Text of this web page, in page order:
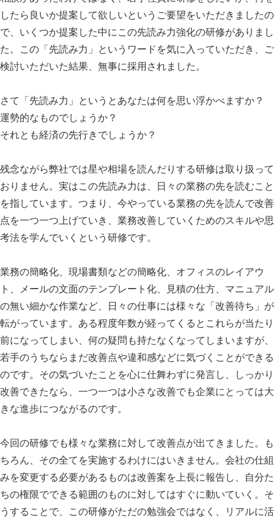
したら良いか提案して欲しいというご要望をいただきましたの
で、いくつか提案した中にこの先読み力強化の研修がありまし
た。この「先読み力」というワードを気に入っていただき、ご
検討いただいた結果、無事に採用されました。
さて「先読み力」というとあなたは何を思い浮かべますか？
運勢的なものでしょうか？
それとも経済の先行きでしょうか？
残念ながら弊社では星や相場を読んだりする研修は取り扱って
おりません。実はこの先読み力は、日々の業務の先を読むこと
を指しています。つまり、今やっている業務の先を読んで改善
点を一つ一つ上げていき、業務改善していくためのスキルや思
考法を学んでいくという研修です。
業務の簡略化、現場書類などの簡略化、オフィスのレイアウ
ト、メールの文面のテンプレート化、見積の仕方、マニュアル
の無い細かな作業など、日々の仕事には様々な「改善待ち」が
転がっています。ある程度年数が経ってくるとこれらが当たり
前になってしまい、何の疑問も持たなくなってしまいますが、
若手のうちならまだ改善点や違和感などに気づくことができる
のです。その気づいたことを心に仕舞わずに発言し、しっかり
改善できたなら、一つ一つは小さな改善でも企業にとっては大
きな進歩につながるのです。
今回の研修でも様々な業務に対して改善点が出てきました。も
ちろん、その全てを実施するわけにはいきません。会社の仕組
みを変更する必要があるものは改善案を上長に報告し、自分た
ちの権限でできる範囲のものに対してはすぐに動いていく。そ
うすることで、この研修がただの勉強会ではなく、リアルに活